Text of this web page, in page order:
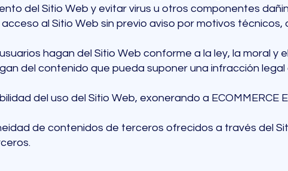
del Sitio Web y evitar virus u otros componentes
al Sitio Web sin previo aviso por motivos técnicos,
hagan del Sitio Web conforme a la ley, la moral y
del contenido que pueda suponer una infracción
del uso del Sitio Web, exonerando a ECOMMERCE
de contenidos de terceros ofrecidos a través del